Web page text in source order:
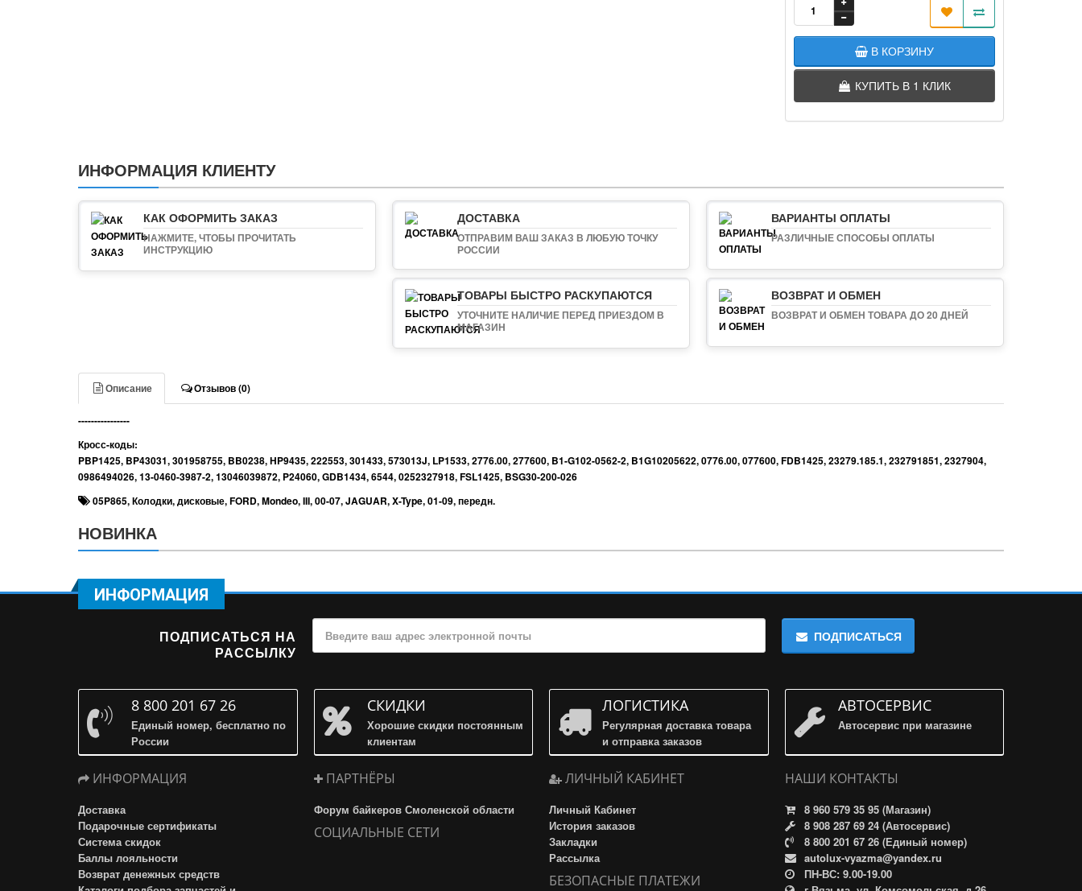
В КОРЗИНУ
КУПИТЬ В 1 КЛИК
ИНФОРМАЦИЯ КЛИЕНТУ
КАК ОФОРМИТЬ ЗАКАЗ
НАЖМИТЕ, ЧТОБЫ ПРОЧИТАТЬ
ИНСТРУКЦИЮ
ДОСТАВКА
ОТПРАВИМ ВАШ ЗАКАЗ В ЛЮБУЮ ТОЧКУ
РОССИИ
ВАРИАНТЫ ОПЛАТЫ
РАЗЛИЧНЫЕ СПОСОБЫ ОПЛАТЫ
ТОВАРЫ БЫСТРО РАСКУПАЮТСЯ
УТОЧНИТЕ НАЛИЧИЕ ПЕРЕД ПРИЕЗДОМ В
МАГАЗИН
ВОЗВРАТ И ОБМЕН
ВОЗВРАТ И ОБМЕН ТОВАРА ДО 20 ДНЕЙ
Описание Отзывов (0)
----------------
Кросс-коды:
PBP1425, BP43031, 301958755, BB0238, HP9435, 222553, 301433, 573013J, LP1533, 2776.00, 277600, B1-G102-0562-2, B1G10205622, 0776.00, 077600, FDB1425, 23279.185.1, 232791851, 2327904,
0986494026, 13-0460-3987-2, 13046039872, P24060, GDB1434, 6544, 0252327918, FSL1425, BSG30-200-026
05P865,Колодки,дисковые,FORD,Mondeo,III,00-07,JAGUAR,X-Type,01-09,передн.
НОВИНКА
ИНФОРМАЦИЯ
ПОДПИСАТЬСЯ НА
РАССЫЛКУ
ПОДПИСАТЬСЯ
8 800 201 67 26
Единый номер, бесплатно по
России
СКИДКИ
Хорошие скидки постоянным
клиентам
ЛОГИСТИКА
Регулярная доставка товара
и отправка заказов
АВТОСЕРВИС
Автосервис при магазине
ИНФОРМАЦИЯ
Доставка
Подарочные сертификаты
Система скидок
Баллы лояльности
Возврат денежных средств
ПАРТНЁРЫ
Форум байкеров Смоленской области
СОЦИАЛЬНЫЕ СЕТИ
ЛИЧНЫЙ КАБИНЕТ
Личный Кабинет
История заказов
Закладки
Рассылка
БЕЗОПАСНЫЕ ПЛАТЕЖИ
НАШИ КОНТАКТЫ
8 960 579 35 95 (Магазин)
8 908 287 69 24 (Автосервис)
8 800 201 67 26 (Единый номер)
autolux-vyazma@yandex.ru
ПН-ВС: 9.00-19.00